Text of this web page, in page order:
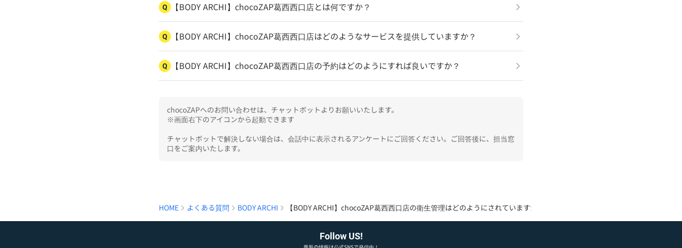
Q 【BODY ARCHI】chocoZAP葛西西口店とは何ですか？
Q 【BODY ARCHI】chocoZAP葛西西口店はどのようなサービスを提供していますか？
Q 【BODY ARCHI】chocoZAP葛西西口店の予約はどのようにすれば良いですか？
chocoZAPへのお問い合わせは、チャットボットよりお願いいたします。
※画面右下のアイコンから起動できます
チャットボットで解決しない場合は、会話中に表示されるアンケートにご回答ください。ご回答後に、担当窓
口をご案内いたします。
HOME よくある質問 BODY ARCHI 【BODY ARCHI】chocoZAP葛西西口店の衛生管理はどのようにされていますか？
Follow US!